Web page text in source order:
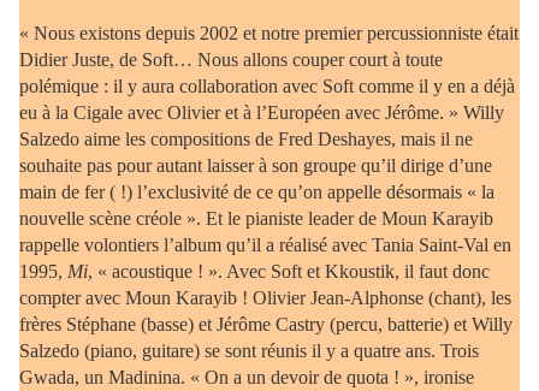
« Nous existons depuis 2002 et notre premier percussionniste était
Didier Juste, de Soft… Nous allons couper court à toute
polémique : il y aura collaboration avec Soft comme il y en a déjà
eu à la Cigale avec Olivier et à l’Européen avec Jérôme. » Willy
Salzedo aime les compositions de Fred Deshayes, mais il ne
souhaite pas pour autant laisser à son groupe qu’il dirige d’une
main de fer ( !) l’exclusivité de ce qu’on appelle désormais « la
nouvelle scène créole ». Et le pianiste leader de Moun Karayib
rappelle volontiers l’album qu’il a réalisé avec Tania Saint-Val en
1995, Mi, « acoustique ! ». Avec Soft et Kkoustik, il faut donc
compter avec Moun Karayib ! Olivier Jean-Alphonse (chant), les
frères Stéphane (basse) et Jérôme Castry (percu, batterie) et Willy
Salzedo (piano, guitare) se sont réunis il y a quatre ans. Trois
Gwada, un Madinina. « On a un devoir de quota ! », ironise